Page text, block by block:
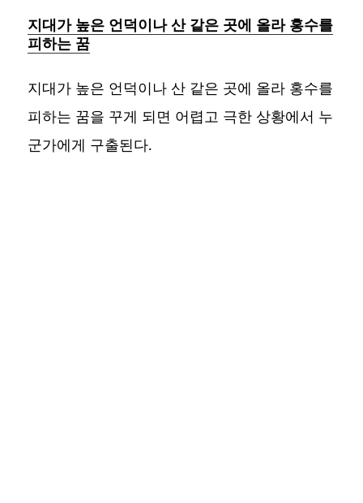
지대가 높은 언덕이나 산 같은 곳에 올라 홍수를
피하는 꿈
지대가 높은 언덕이나 산 같은 곳에 올라 홍수를
피하는 꿈을 꾸게 되면 어렵고 극한 상황에서 누
군가에게 구출된다.